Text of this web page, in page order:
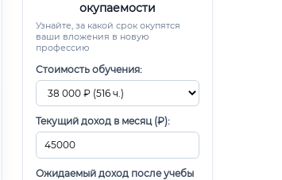
окупаемости
Узнайте, за какой срок окупятся
ваши вложения в новую
профессию
Стоимость обучения:
Текущий доход в месяц (₽):
Ожидаемый доход после учебы